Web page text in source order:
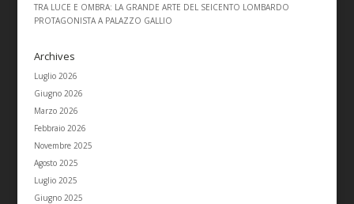
TRA LUCE E OMBRA: LA GRANDE ARTE DEL SEICENTO LOMBARDO
PROTAGONISTA A PALAZZO GALLIO
Archives
Luglio 2026
Giugno 2026
Marzo 2026
Febbraio 2026
Novembre 2025
Agosto 2025
Luglio 2025
Giugno 2025